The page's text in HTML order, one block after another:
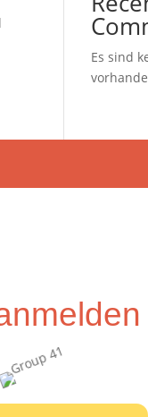
Es sind